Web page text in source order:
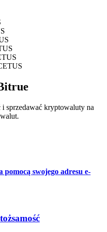
handlowe itp.
sprzedawać kryptowaluty na
swojego adresu e-